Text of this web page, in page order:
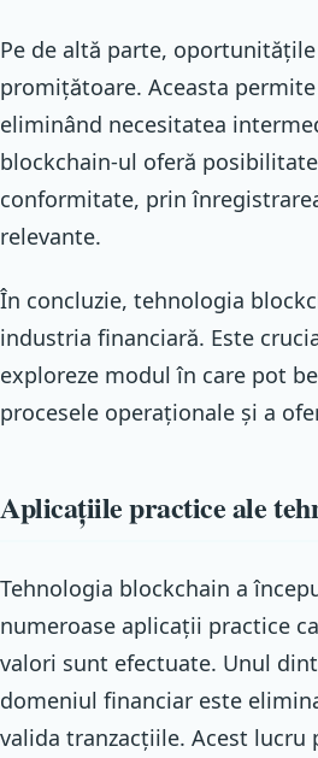
Pe de altă parte,
promițătoare. Aceasta
eliminând necesitatea
blockchain-ul oferă
conformitate, prin
relevante.
În concluzie, tehnologia
industria financiară. Este
exploreze modul în care pot
procesele operaționale și a
Aplicațiile practice ale
Tehnologia blockchain a
numeroase aplicații practice
valori sunt efectuate. Unul
domeniul financiar este
valida tranzacțiile. Acest